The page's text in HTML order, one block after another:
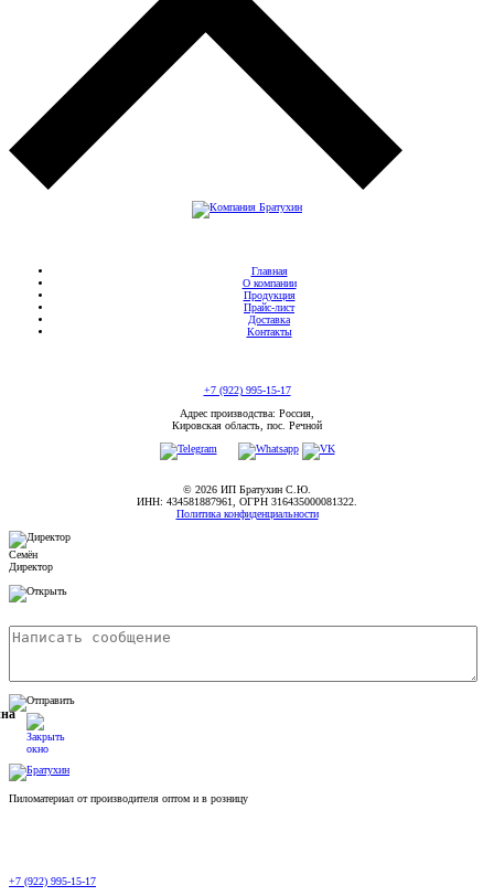
Главная
О компании
Продукция
Прайс-лист
Доставка
Контакты
+7 (922) 995-15-17
Адрес производства: Россия,
Кировская область, пос. Речной
© 2026 ИП Братухин С.Ю.
ИНН: 434581887961, ОГРН 316435000081322.
Политика конфиденциальности
Семён
Директор
Пиломатериал от производителя оптом и в розницу
+7 (922) 995-15-17